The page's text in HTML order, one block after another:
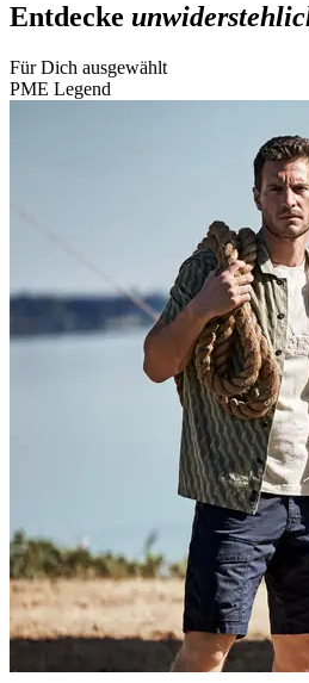
Entdecke
Für Dich ausgewählt
PME Legend